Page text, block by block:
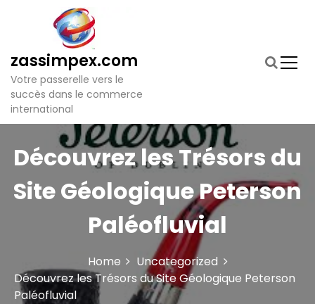
zassimpex.com
Votre passerelle vers le
succès dans le commerce
international
Découvrez les Trésors du
Site Géologique Peterson
Paléofluvial
Home
Uncategorized
Découvrez les Trésors du Site Géologique Peterson
Paléofluvial